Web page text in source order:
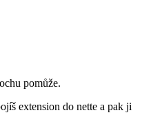
pomůže.
extension do nette a pak ji